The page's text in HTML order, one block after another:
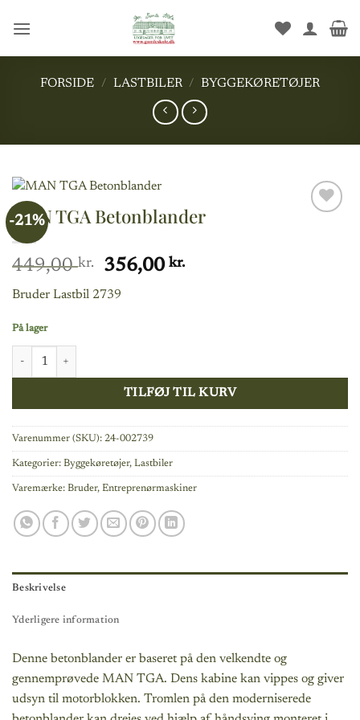
FORSIDE / LASTBILER / BYGGEKØRETØJER
-21%
MAN TGA Betonblander
449,00kr.
Den
oprindelige
pris
356,00kr.Den
Bruder Lastbil 2739
På lager
MAN TGA Betonblander antal
TILFØJ TIL KURV
Varenummer (SKU): 24-002739
Kategorier: Byggekøretøjer, Lastbiler
Varemærke: Bruder, Entreprenørmaskiner
Beskrivelse
Yderligere information
Denne betonblander er baseret på den velkendte og
gennemprøvede MAN TGA. Dens kabine kan vippes og giver
udsyn til motorblokken. Tromlen på den moderniserede